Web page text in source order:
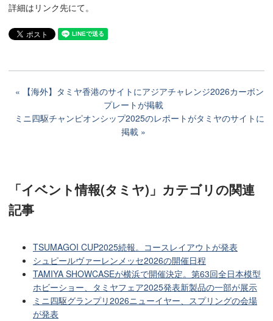
詳細はリンク先にて。
【海外】タミヤ香港のサイトにアジアチャレンジ2026カーボン
プレートが掲載
ミニ四駆チャンピオンシップ2025のレポートがタミヤのサイトに
掲載
「イベント情報(タミヤ)」カテゴリの関連
記事
TSUMAGOI CUP2025続報。コースレイアウトが発表
シュピールヴァーレンメッセ2026の開催日程
TAMIYA SHOWCASEが横浜で開催決定。第63回全日本模型
ホビーショー、タミヤフェア2025発表新製品の一部が展示
ミニ四駆グランプリ2026ニューイヤー、スプリングの会場
が発表